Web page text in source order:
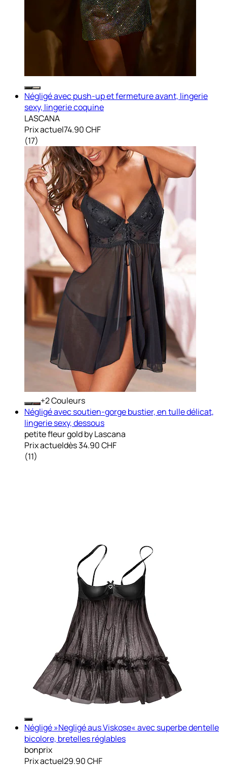
Négligé avec push-up et fermeture avant, lingerie
sexy, lingerie coquine
LASCANA
Prix actuel74.90 CHF
(17)
+ Couleurs
Négligé avec soutien-gorge bustier, en tulle délicat,
lingerie sexy, dessous
petite fleur gold by Lascana
Prix actueldès34.90 CHF
(11)
Négligé »Negligé aus Viskose« avec superbe dentelle
bicolore, bretelles réglables
bonprix
Prix actuel29.90 CHF